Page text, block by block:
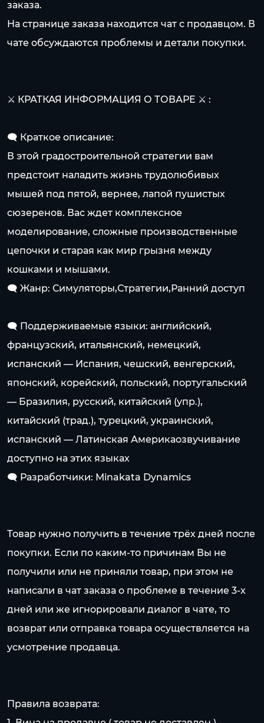
заказа.
На странице заказа находится чат с продавцом. В
чате обсуждаются проблемы и детали покупки.
⚔️ КРАТКАЯ ИНФОРМАЦИЯ О ТОВАРЕ ⚔️ :
🗨️ Краткое описание:
В этой градостроительной стратегии вам
предстоит наладить жизнь трудолюбивых
мышей под пятой, вернее, лапой пушистых
сюзеренов. Вас ждет комплексное
моделирование, сложные производственные
цепочки и старая как мир грызня между
кошками и мышами.
🗨️ Жанр: Симуляторы,Стратегии,Ранний доступ
🗨️ Поддерживаемые языки: английский,
французский, итальянский, немецкий,
испанский — Испания, чешский, венгерский,
японский, корейский, польский, португальский
— Бразилия, русский, китайский (упр.),
китайский (трад.), турецкий, украинский,
испанский — Латинская Америкаозвучивание
доступно на этих языках
🗨️ Разработчики: Minakata Dynamics
Товар нужно получить в течение трёх дней после
покупки. Если по каким-то причинам Вы не
получили или не приняли товар, при этом не
написали в чат заказа о проблеме в течение 3-х
дней или же игнорировали диалог в чате, то
возврат или отправка товара осуществляется на
усмотрение продавца.
Правила возврата: